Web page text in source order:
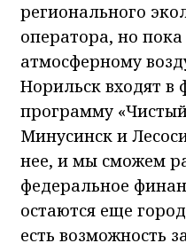
регионального
оператора, но
атмосферному
Норильск входят в
программу
Минусинск и
нее, и мы сможем
федеральное
остаются еще
есть возможность